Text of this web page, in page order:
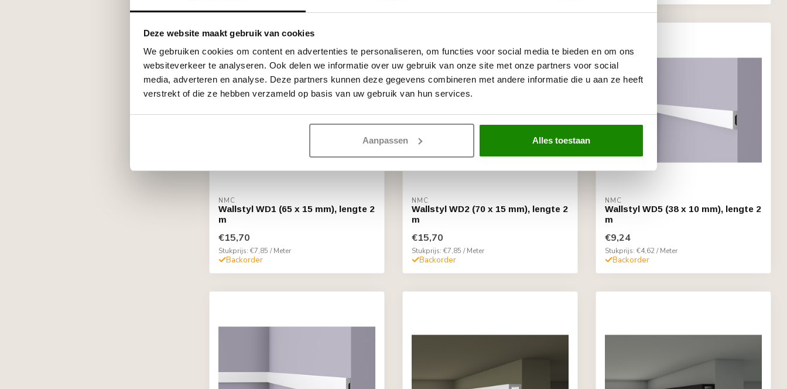
Deze website maakt gebruik van cookies
We gebruiken cookies om content en advertenties te personaliseren, om functies voor social media te bieden en om ons
websiteverkeer te analyseren. Ook delen we informatie over uw gebruik van onze site met onze partners voor social
media, adverteren en analyse. Deze partners kunnen deze gegevens combineren met andere informatie die u aan ze heeft
verstrekt of die ze hebben verzameld op basis van uw gebruik van hun services.
Aanpassen Alles toestaan
NMC
Wallstyl WD1 (65 x 15 mm), lengte 2
m
€15,70
Stukprijs: €7,85 / Meter
Backorder
NMC
Wallstyl WD2 (70 x 15 mm), lengte 2
m
€15,70
Stukprijs: €7,85 / Meter
Backorder
NMC
Wallstyl WD5 (38 x 10 mm), lengte 2
m
€9,24
Stukprijs: €4,62 / Meter
Backorder